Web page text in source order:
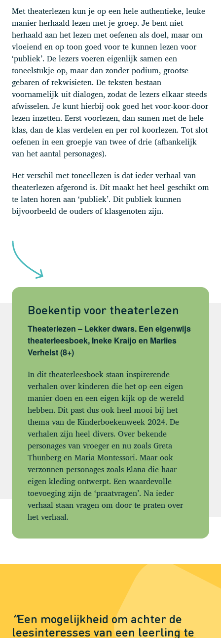
Met theaterlezen kun je op een hele authentieke, leuke
manier herhaald lezen met je groep. Je bent niet
herhaald aan het lezen met oefenen als doel, maar om
vloeiend en op toon goed voor te kunnen lezen voor
‘publiek’. De lezers voeren eigenlijk samen een
toneelstukje op, maar dan zonder podium, grootse
gebaren of rekwisieten. De teksten bestaan
voornamelijk uit dialogen, zodat de lezers elkaar steeds
afwisselen. Je kunt hierbij ook goed het voor-koor-door
lezen inzetten. Eerst voorlezen, dan samen met de hele
klas, dan de klas verdelen en per rol koorlezen. Tot slot
oefenen in een groepje van twee of drie (afhankelijk
van het aantal personages).
Het verschil met toneellezen is dat ieder verhaal van
theaterlezen afgerond is. Dit maakt het heel geschikt om
te laten horen aan ‘publiek’. Dit publiek kunnen
bijvoorbeeld de ouders of klasgenoten zijn.
Boekentip voor theaterlezen
Theaterlezen – Lekker dwars. Een eigenwijs
theaterleesboek, Ineke Kraijo en Marlies
Verhelst (8+)
In dit theaterleesboek staan inspirerende
verhalen over kinderen die het op een eigen
manier doen en een eigen kijk op de wereld
hebben. Dit past dus ook heel mooi bij het
thema van de Kinderboekenweek 2024. De
verhalen zijn heel divers. Over bekende
personages van vroeger en nu zoals Greta
Thunberg en Maria Montessori. Maar ook
verzonnen personages zoals Elana die haar
eigen kleding ontwerpt. Een waardevolle
toevoeging zijn de ‘praatvragen’. Na ieder
verhaal staan vragen om door te praten over
het verhaal.
“Een mogelijkheid om achter de
leesinteresses van een leerling te